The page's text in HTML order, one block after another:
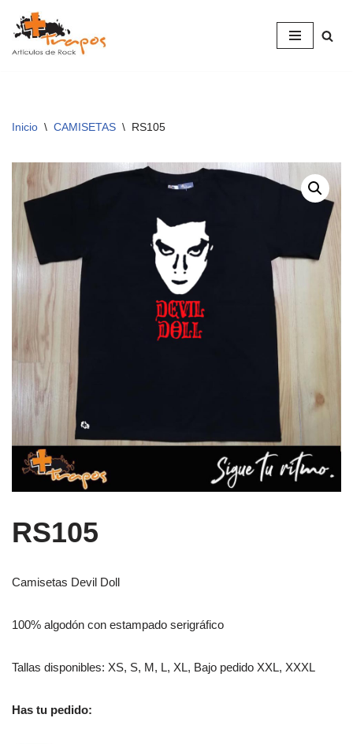
Saltar
Inicio \ CAMISETAS \ RS105
RS105
Camisetas Devil Doll
100% algodón con estampado serigráfico
Tallas disponibles: XS, S, M, L, XL, Bajo pedido XXL, XXXL
Has tu pedido: